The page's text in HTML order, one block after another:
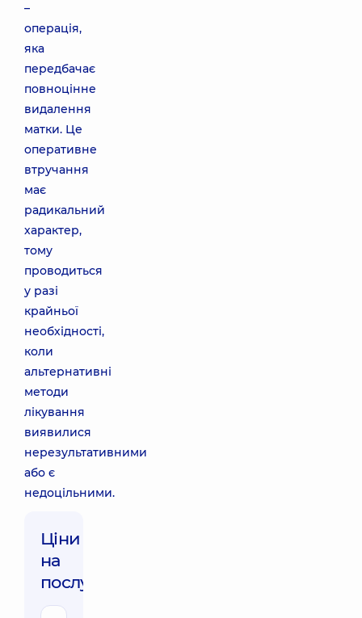
–
операція,
яка
передбачає
повноцінне
видалення
матки. Це
оперативне
втручання
має
радикальний
характер,
тому
проводиться
у разі
крайньої
необхідності,
коли
альтернативні
методи
лікування
виявилися
нерезультативними
або є
недоцільними.
Ціни
на
послуги: